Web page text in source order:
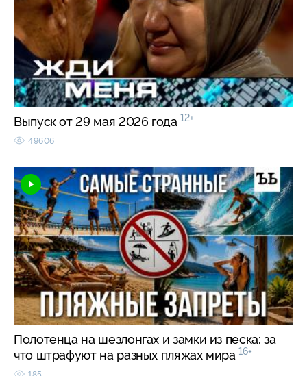
Выпуск от 29 мая 2026 года 12+
49606
Полотенца на шезлонгах и замки из песка: за
что штрафуют на разных пляжах мира 16+